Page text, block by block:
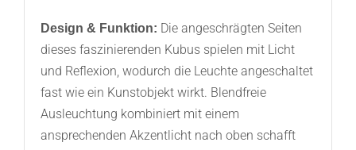
Design & Funktion: Die angeschrägten Seiten
dieses faszinierenden Kubus spielen mit Licht
und Reflexion, wodurch die Leuchte angeschaltet
fast wie ein Kunstobjekt wirkt. Blendfreie
Ausleuchtung kombiniert mit einem
ansprechenden Akzentlicht nach oben schafft